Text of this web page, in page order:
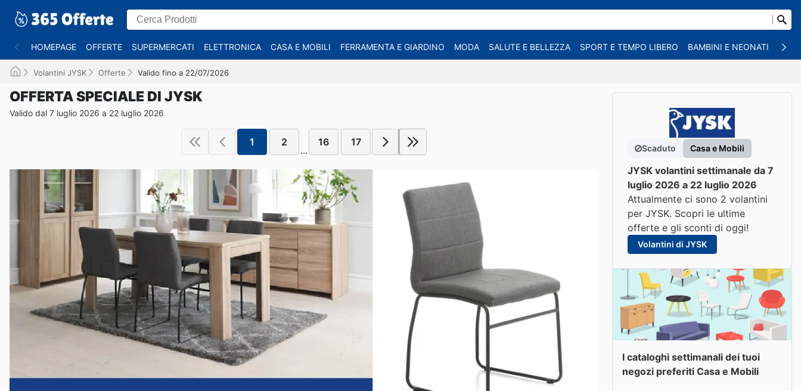
HOMEPAGE OFFERTE SUPERMERCATI ELETTRONICA CASA E MOBILI FERRAMENTA E GIARDINO MODA SALUTE E BELLEZZA SPORT E TEMPO LIBERO BAMBINI E NEONATI
Volantini JYSK Offerte Valido fino a 22/07/2026
OFFERTA SPECIALE DI JYSK
Valido dal 7 luglio 2026 a 22 luglio 2026
1 2
...
16 17
Scaduto Casa e Mobili
JYSK volantini settimanale da 7
luglio 2026 a 22 luglio 2026
Attualmente ci sono 2 volantini
per JYSK. Scopri le ultime
offerte e gli sconti di oggi!
Volantini di JYSK
I cataloghi settimanali dei tuoi
negozi preferiti Casa e Mobili